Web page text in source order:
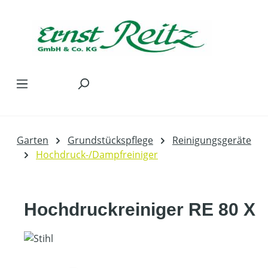
Garten Grundstückspflege
Reinigungsgeräte
Hochdruck-/Dampfreiniger
Hochdruckreiniger RE 80 X